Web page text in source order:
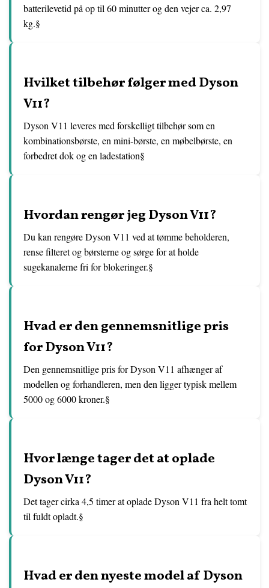
batterilevetid på op til 60 minutter og den vejer ca. 2,97
kg.§
Hvilket tilbehør følger med Dyson
V11?
Dyson V11 leveres med forskelligt tilbehør som en
kombinationsbørste, en mini-børste, en møbelbørste, en
forbedret dok og en ladestation§
Hvordan rengør jeg Dyson V11?
Du kan rengøre Dyson V11 ved at tømme beholderen,
rense filteret og børsterne og sørge for at holde
sugekanalerne fri for blokeringer.§
Hvad er den gennemsnitlige pris
for Dyson V11?
Den gennemsnitlige pris for Dyson V11 afhænger af
modellen og forhandleren, men den ligger typisk mellem
5000 og 6000 kroner.§
Hvor længe tager det at oplade
Dyson V11?
Det tager cirka 4,5 timer at oplade Dyson V11 fra helt tomt
til fuldt opladt.§
Hvad er den nyeste model af Dyson